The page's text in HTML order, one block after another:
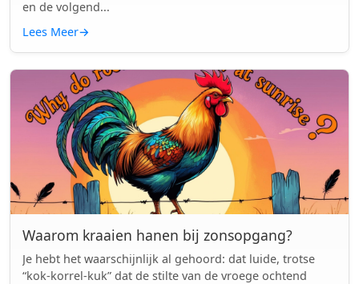
en de volgend...
Lees Meer→
Waarom kraaien hanen bij zonsopgang?
Je hebt het waarschijnlijk al gehoord: dat luide, trotse
“kok-korrel-kuk” dat de stilte van de vroege ochtend